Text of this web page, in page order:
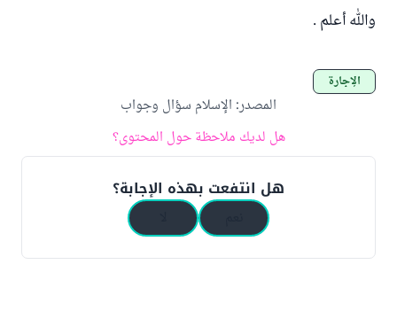
والله أعلم .
الإجارة
المصدر: الإسلام سؤال وجواب
هل لديك ملاحظة حول المحتوى؟
هل انتفعت بهذه الإجابة؟